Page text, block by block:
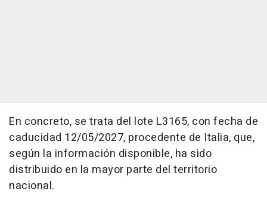
En concreto, se trata del lote L3165, con fecha de
caducidad 12/05/2027, procedente de Italia, que,
según la información disponible, ha sido
distribuido en la mayor parte del territorio
nacional.